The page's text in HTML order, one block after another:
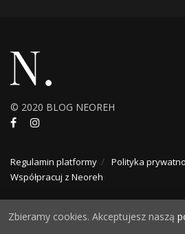
© 2020 BLOG NEOREH
Regulamin platformy
Polityka
Współpracuj z Neoreh
Zbieramy cookies. Akceptujesz naszą